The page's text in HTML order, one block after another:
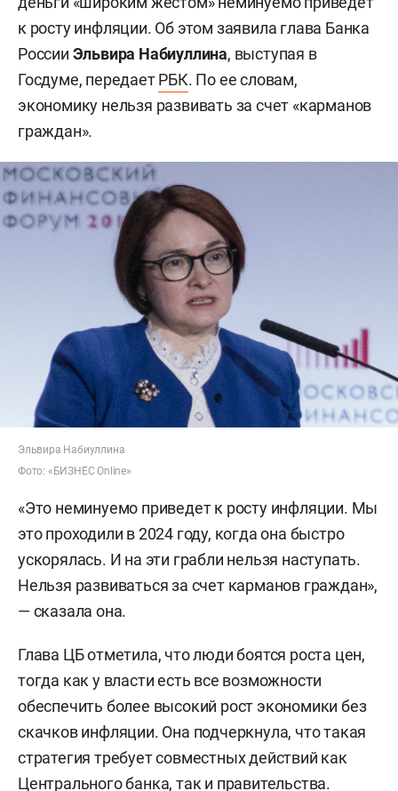
к росту инфляции. Об этом заявила глава Банка
России Эльвира Набиуллина, выступая в
Госдуме, передаетРБК. По ее словам,
экономику нельзя развивать за счет «карманов
граждан».
Эльвира Набиуллина
Фото: «БИЗНЕС Online»
«Это неминуемо приведет к росту инфляции. Мы
это проходили в 2024 году, когда она быстро
ускорялась. И на эти грабли нельзя наступать.
Нельзя развиваться за счет карманов граждан»,
— сказала она.
Глава ЦБ отметила, что люди боятся роста цен,
тогда как у власти есть все возможности
обеспечить более высокий рост экономики без
скачков инфляции. Она подчеркнула, что такая
стратегия требует совместных действий как
Центрального банка, так и правительства.